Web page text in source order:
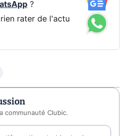
?
rater de l'actu
communauté Clubic.